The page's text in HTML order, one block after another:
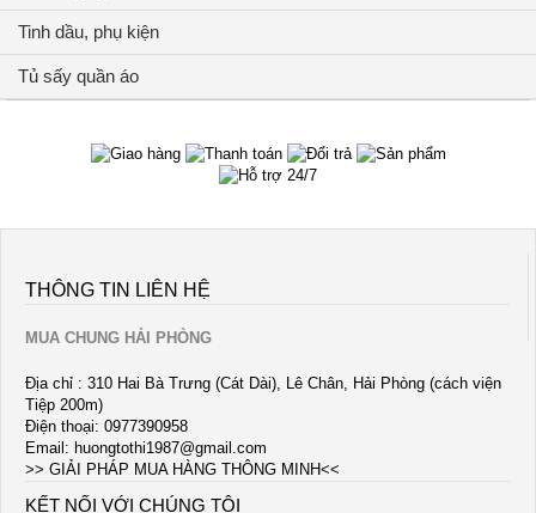
Tinh dầu, phụ kiện
Tủ sấy quần áo
THÔNG TIN LIÊN HỆ
MUA CHUNG HẢI PHÒNG
Địa chỉ : 310 Hai Bà Trưng (Cát Dài), Lê Chân, Hải Phòng (cách viện
Tiệp 200m)
Điện thoại: 0977390958
Email: huongtothi1987@gmail.com
>> GIẢI PHÁP MUA HÀNG THÔNG MINH<<
KẾT NỐI VỚI CHÚNG TÔI